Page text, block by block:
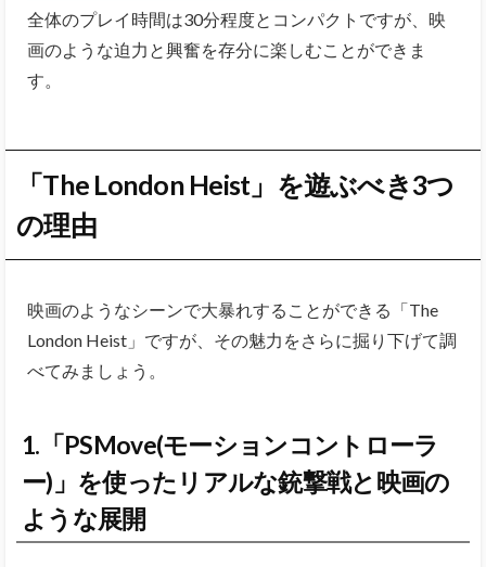
全体のプレイ時間は30分程度とコンパクトですが、映
画のような迫力と興奮を存分に楽しむことができま
す。
「The London Heist」を遊ぶべき3つ
の理由
映画のようなシーンで大暴れすることができる「The
London Heist」ですが、その魅力をさらに掘り下げて調
べてみましょう。
1.「PSMove(モーションコントローラ
ー)」を使ったリアルな銃撃戦と映画の
ような展開